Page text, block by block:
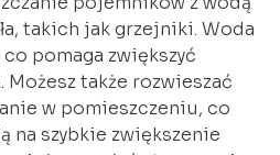
takich jak grzejniki. Woda
pomaga zwiększyć
także rozwieszać
w pomieszczeniu, co
na szybkie zwiększenie